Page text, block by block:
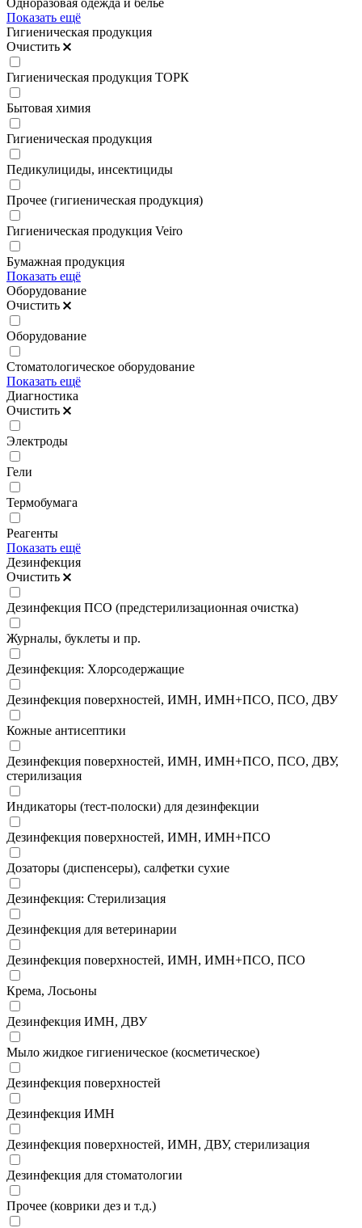
Показать ещё
Гигиеническая продукция
Очистить
Гигиеническая продукция ТОРК
Бытовая химия
Гигиеническая продукция
Педикулициды, инсектициды
Прочее (гигиеническая продукция)
Гигиеническая продукция Veiro
Бумажная продукция
Показать ещё
Оборудование
Очистить
Оборудование
Стоматологическое оборудование
Показать ещё
Диагностика
Очистить
Электроды
Гели
Термобумага
Реагенты
Показать ещё
Дезинфекция
Очистить
Дезинфекция ПСО (предстерилизационная очистка)
Журналы, буклеты и пр.
Дезинфекция: Хлорсодержащие
Дезинфекция поверхностей, ИМН, ИМН+ПСО, ПСО, ДВУ
Кожные антисептики
Дезинфекция поверхностей, ИМН, ИМН+ПСО, ПСО, ДВУ,
стерилизация
Индикаторы (тест-полоски) для дезинфекции
Дезинфекция поверхностей, ИМН, ИМН+ПСО
Дозаторы (диспенсеры), салфетки сухие
Дезинфекция: Стерилизация
Дезинфекция для ветеринарии
Дезинфекция поверхностей, ИМН, ИМН+ПСО, ПСО
Крема, Лосьоны
Дезинфекция ИМН, ДВУ
Мыло жидкое гигиеническое (косметическое)
Дезинфекция поверхностей
Дезинфекция ИМН
Дезинфекция поверхностей, ИМН, ДВУ, стерилизация
Дезинфекция для стоматологии
Прочее (коврики дез и т.д.)